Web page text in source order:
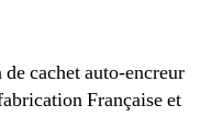
cachet auto-encreur
Française et